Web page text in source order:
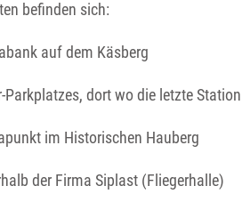
befinden sich:
auf dem Käsberg
Parkplatzes, dort wo die letzte
im Historischen Hauberg
der Firma Siplast (Fliegerhalle)